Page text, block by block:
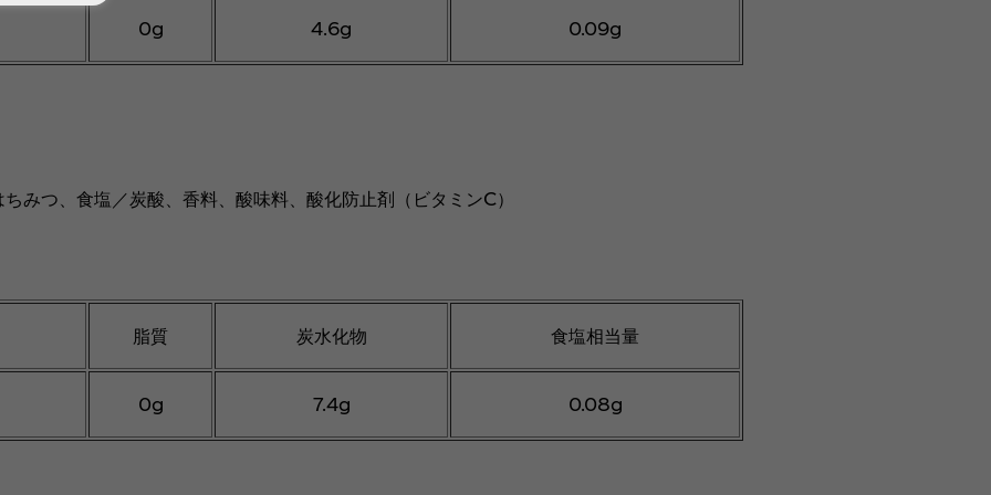
0g 4.6g 0.09g
みつ、食塩／炭酸、香料、酸味料、酸化防止剤（ビタミンC）
脂質 炭水化物 食塩相当量
0g 7.4g 0.08g